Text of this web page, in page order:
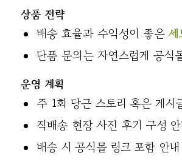
상품 전략
배송 효율과 수익성이 좋은
단품 문의는 자연스럽게 공식
운영 계획
주 1회 당근 스토리 혹은 게시
직배송 현장 사진 후기 구성 안
배송 시 공식몰 링크 포함 안